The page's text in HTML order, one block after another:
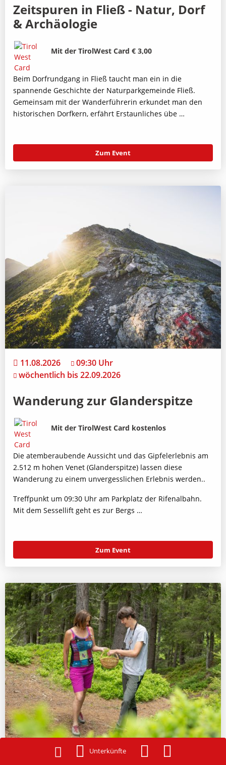
Zeitspuren in Fließ - Natur, Dorf
& Archäologie
Bild
Beschreibung
Mit der TirolWest Card € 3,00
Beim Dorfrundgang in Fließ taucht man ein in die
spannende Geschichte der Naturparkgemeinde Fließ.
Gemeinsam mit der Wanderführerin erkundet man den
historischen Dorfkern, erfährt Erstaunliches übe …
Zum Event
11.08.2026
09:30 Uhr
wöchentlich bis 22.09.2026
Wanderung zur Glanderspitze
Bild
Beschreibung
Mit der TirolWest Card kostenlos
Die atemberaubende Aussicht und das Gipfelerlebnis am
2.512 m hohen Venet (Glanderspitze) lassen diese
Wanderung zu einem unvergesslichen Erlebnis werden..
Treffpunkt um 09:30 Uhr am Parkplatz der Rifenalbahn.
Mit dem Sessellift geht es zur Bergs …
Zum Event
11.08.2026 10:00 Uhr
Unterkünfte